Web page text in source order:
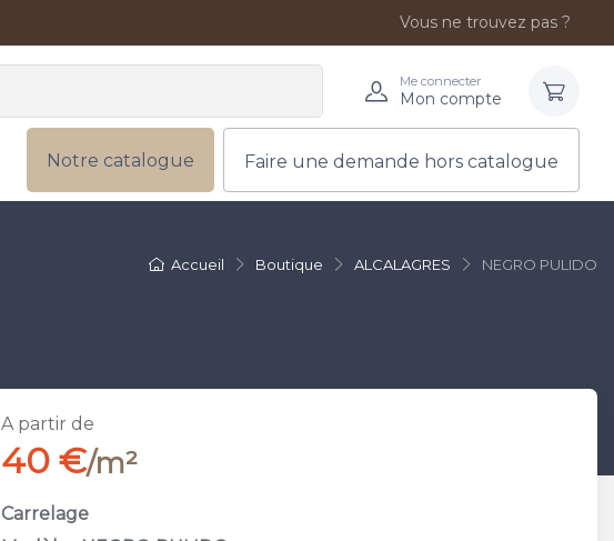
Vous ne trouvez pas ?
Me connecter
Mon compte
Notre catalogue Faire une demande hors catalogue
Accueil Boutique ALCALAGRES NEGRO PULIDO
A partir de
40 €/m²
Carrelage